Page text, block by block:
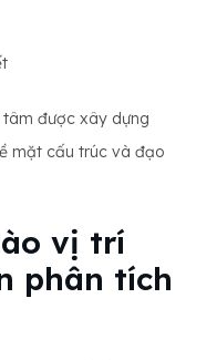
tâm được xây dựng
mặt cấu trúc và đạo
vị trí
phân tích